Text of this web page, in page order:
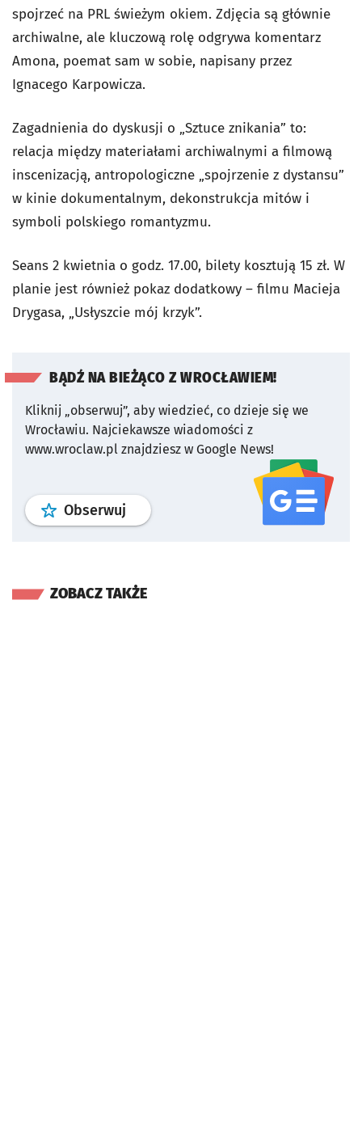
spojrzeć na PRL świeżym okiem. Zdjęcia są głównie
archiwalne, ale kluczową rolę odgrywa komentarz
Amona, poemat sam w sobie, napisany przez
Ignacego Karpowicza.
Zagadnienia do dyskusji o „Sztuce znikania” to:
relacja między materiałami archiwalnymi a filmową
inscenizacją, antropologiczne „spojrzenie z dystansu”
w kinie dokumentalnym, dekonstrukcja mitów i
symboli polskiego romantyzmu.
Seans 2 kwietnia o godz. 17.00, bilety kosztują 15 zł. W
planie jest również pokaz dodatkowy – filmu Macieja
Drygasa, „Usłyszcie mój krzyk”.
BĄDŹ NA BIEŻĄCO Z WROCŁAWIEM!
Kliknij „obserwuj”, aby wiedzieć, co dzieje się we
Wrocławiu. Najciekawsze wiadomości z
www.wroclaw.pl znajdziesz w Google News!
Obserwuj profil serwisu
ZOBACZ TAKŻE